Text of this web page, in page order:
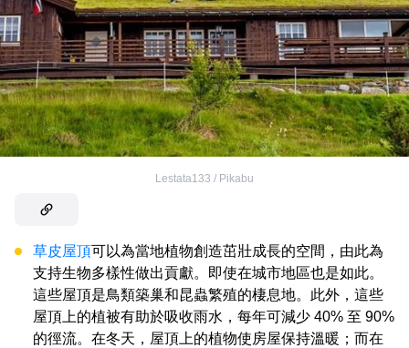
Lestata133 / Pikabu
草皮屋頂可以為當地植物創造茁壯成長的空間，由此為
支持生物多樣性做出貢獻。即使在城市地區也是如此。
這些屋頂是鳥類築巢和昆蟲繁殖的棲息地。此外，這些
屋頂上的植被有助於吸收雨水，每年可減少 40% 至 90%
的徑流。在冬天，屋頂上的植物使房屋保持溫暖；而在